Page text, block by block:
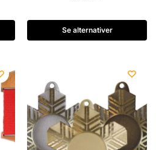
Se alternativer